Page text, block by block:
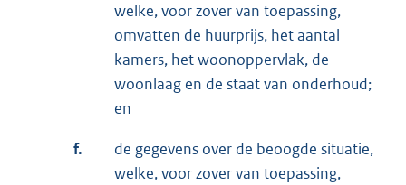
welke, voor zover van toepassing,
omvatten de huurprijs, het aantal
kamers, het woonoppervlak, de
woonlaag en de staat van onderhoud;
en
f.
de gegevens over de beoogde situatie,
welke, voor zover van toepassing,